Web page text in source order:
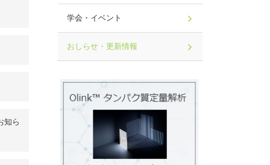
知ら
学会・イベント
おしらせ・更新情報